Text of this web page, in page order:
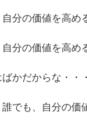
分の価値を高め
自分の価値を高め
ばかだからな・・
誰でも、自分の価